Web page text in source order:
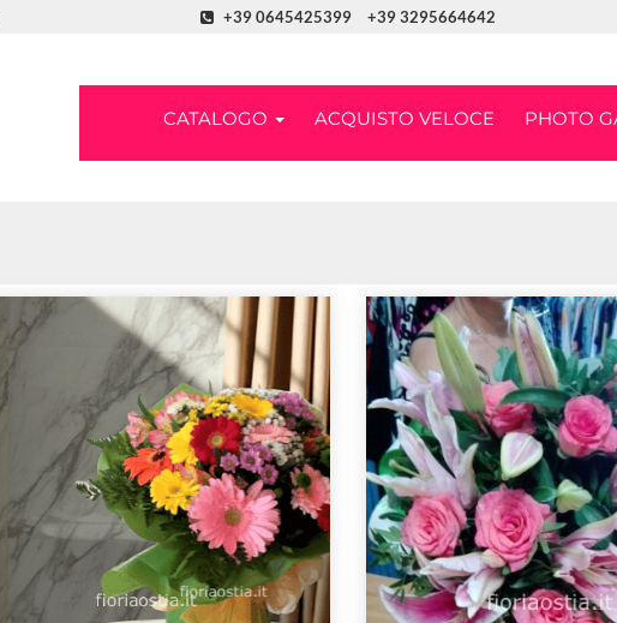
+39 0645425399 +39 3295664642
CATALOGO ACQUISTO VELOCE PHOTO